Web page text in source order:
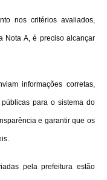
nos critérios avaliados,
Nota A, é preciso alcançar
informações corretas,
para o sistema do
e garantir que os
pela prefeitura estão